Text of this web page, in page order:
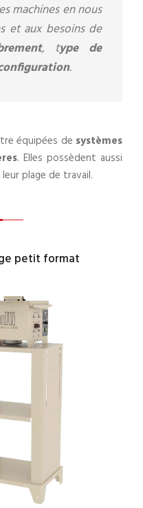
machines en nous
et aux besoins de
, type de
.
équipées de systèmes
. Elles possèdent aussi
plage de travail.
petit format